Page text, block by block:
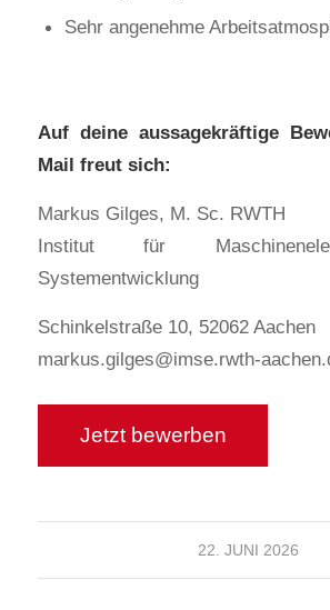
Sehr angenehme
Auf deine aussagekräftige
Mail freut sich:
Markus Gilges, M. Sc. RWTH
Institut für
Systementwicklung
Schinkelstraße 10, 52062 Aachen
markus.gilges@imse.rwth-
22. JUNI 2026